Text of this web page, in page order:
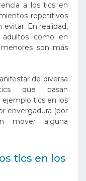
a los tics en
repetitivos
En realidad,
como en
son más
de diversa
que pasan
tics en los
envergadura (por
mover alguna
tics en los